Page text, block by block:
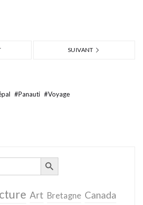
SUIVANT
#Panauti #Voyage
SEARCH BUTTON
Art Bretagne Canada